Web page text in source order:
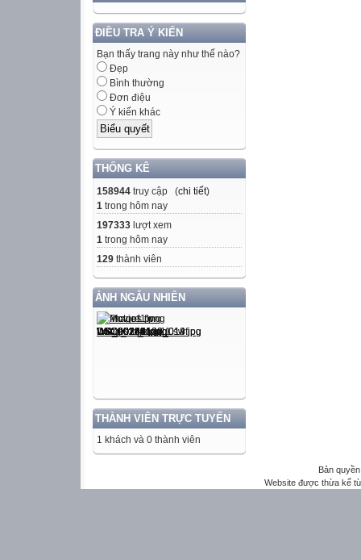
ĐIỀU TRA Ý KIẾN
Bạn thấy trang này như thế nào?
Đẹp
Bình thường
Đơn điệu
Ý kiến khác
THỐNG KÊ
158944 truy cập (chi tiết)
1 trong hôm nay
197333 lượt xem
1 trong hôm nay
129 thành viên
ẢNH NGẪU NHIÊN
THÀNH VIÊN TRỰC TUYẾN
1 khách và 0 thành viên
Bản
Website được thừa kế